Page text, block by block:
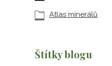
Atlas minerálů
Štítky blogu